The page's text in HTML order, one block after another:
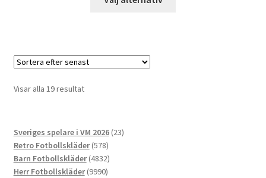
Visar alla 19 resultatSortera
Sveriges spelare i VM 2026 2323
Retro Fotbollskläder 578578
produkter
Barn Fotbollskläder 48324832
produkter
Herr Fotbollskläder 99909990